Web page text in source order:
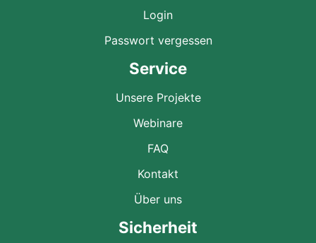
Login
Passwort vergessen
Service
Unsere Projekte
Webinare
FAQ
Kontakt
Über uns
Sicherheit